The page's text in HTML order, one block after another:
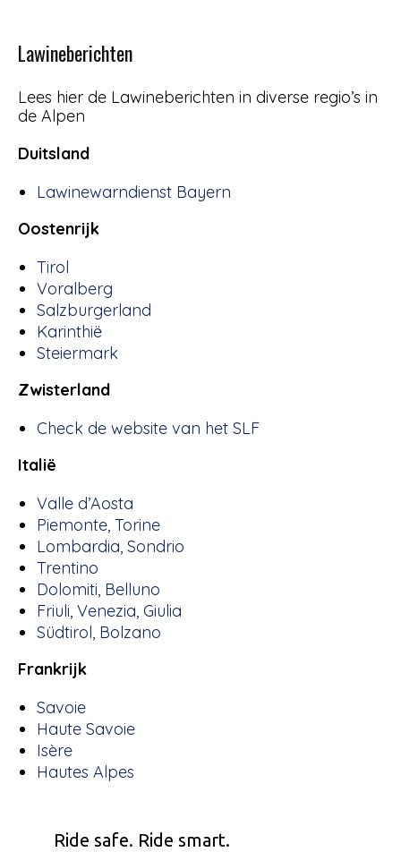
Lawineberichten
Lees hier de Lawineberichten in diverse regio’s in
de Alpen
Duitsland
Lawinewarndienst Bayern
Oostenrijk
Tirol
Voralberg
Salzburgerland
Karinthië
Steiermark
Zwisterland
Check de website van het SLF
Italië
Valle d’Aosta
Piemonte, Torine
Lombardia, Sondrio
Trentino
Dolomiti, Belluno
Friuli, Venezia, Giulia
Südtirol, Bolzano
Frankrijk
Savoie
Haute Savoie
Isère
Hautes Alpes
Ride safe. Ride smart.